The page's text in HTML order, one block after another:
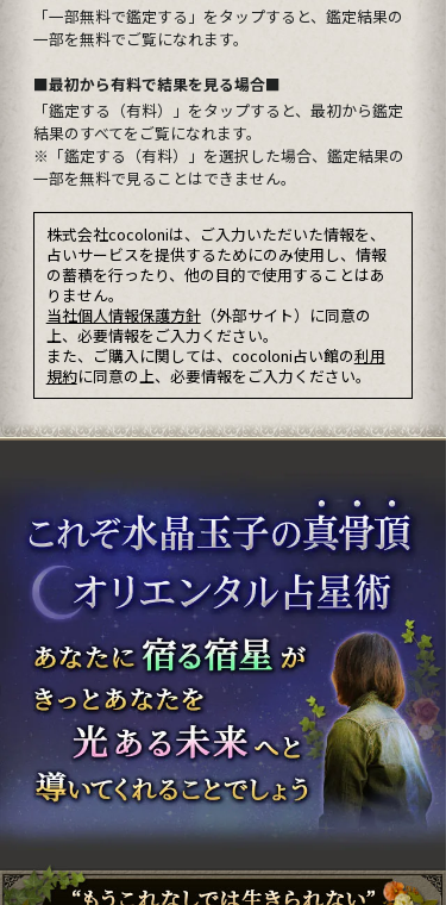
「一部無料で鑑定する」をタップすると、鑑定結果の
一部を無料でご覧になれます。
■最初から有料で結果を見る場合■
「鑑定する（有料）」をタップすると、最初から鑑定
結果のすべてをご覧になれます。
※「鑑定する（有料）」を選択した場合、鑑定結果の
一部を無料で見ることはできません。
株式会社cocoloniは、ご入力いただいた情報を、
占いサービスを提供するためにのみ使用し、情報
の蓄積を行ったり、他の目的で使用することはあ
りません。
当社個人情報保護方針（外部サイト）に同意の
上、必要情報をご入力ください。
また、ご購入に関しては、cocoloni占い館の利用
規約に同意の上、必要情報をご入力ください。